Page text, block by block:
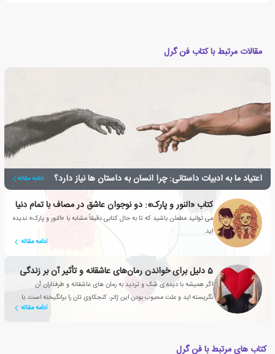
مقالات مرتبط با کتاب فن گرل
اعتیاد ما به ادبیات داستانی: چرا انسان به داستان ها نیاز دارد؟ ادامه مقاله
کتاب «النور و پارک»: دو نوجوان عاشق در مصاف با تمام دنیا
می توانید مطمئن باشید که تا به حال کتابی دقیقاً مشابه با «النور و پارک» ندیده
اید.
ادامه مقاله
5 دلیل برای خواندن رمان‌های عاشقانه‌‌ و تأثیر آن بر زندگی
اگر همیشه با دیده ی شک و تردید به رمان های عاشقانه و طرفداران آن
نگریسته اید و علت محبوب بودن این ژانر، کنجکاوی تان را برانگیخته است، با
ادامه مقاله
کتاب های مرتبط با فن گرل